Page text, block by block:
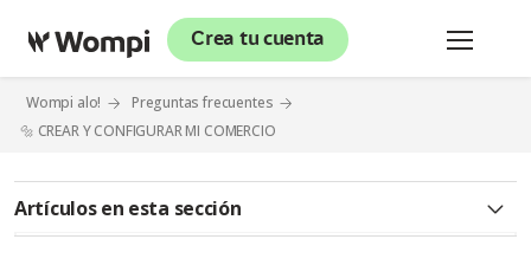
Crea tu cuenta
Wompi alo!
Preguntas frecuentes
🔩 CREAR Y CONFIGURAR MI COMERCIO
Artículos en esta sección